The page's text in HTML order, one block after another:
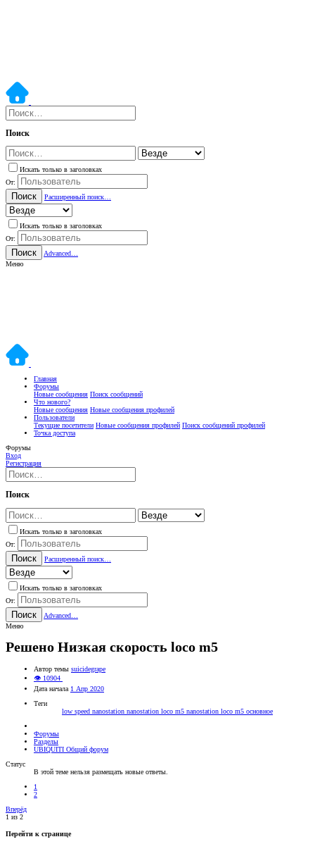
Поиск
Искать только в заголовках
От:
Поиск Расширенный поиск…
Искать только в заголовках
От:
Поиск
Advanced…
Меню
Главная
Форумы
Новые сообщения Поиск сообщений
Что нового?
Новые сообщения Новые сообщения профилей
Пользователи
Текущие посетители Новые сообщения профилей Поиск сообщений профилей
Точка доступа
Форумы
Вход
Регистрация
Поиск
Искать только в заголовках
От:
Поиск Расширенный поиск…
Искать только в заголовках
От:
Поиск
Advanced…
Меню
Решено Низкая скорость loco m5
Автор темы suicidegrape
👁 10904
Дата начала 1 Апр 2020
Теги
low speed nanostation nanostation loco m5 nanostation loco m5 основное
Форумы
Разделы
UBIQUITI Общий форум
Статус
В этой теме нельзя размещать новые ответы.
1
2
Вперёд
1 из 2
Перейти к странице